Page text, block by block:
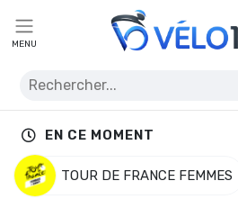
MENU
EN CE MOMENT
TOUR DE FRANCE FEMMES